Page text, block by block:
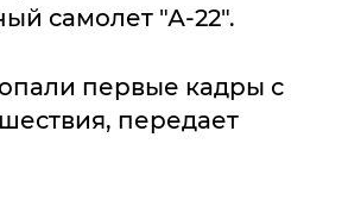
самолет "А-22".
первые кадры с
передает